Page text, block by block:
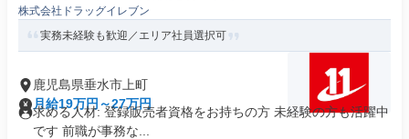
株式会社ドラッグイレブン
実務未経験も歓迎／エリア社員選択可
鹿児島県垂水市上町
月給19万円～27万円
求める人材: 登録販売者資格をお持ちの方 未経験の方も活躍中
です 前職が事務な...